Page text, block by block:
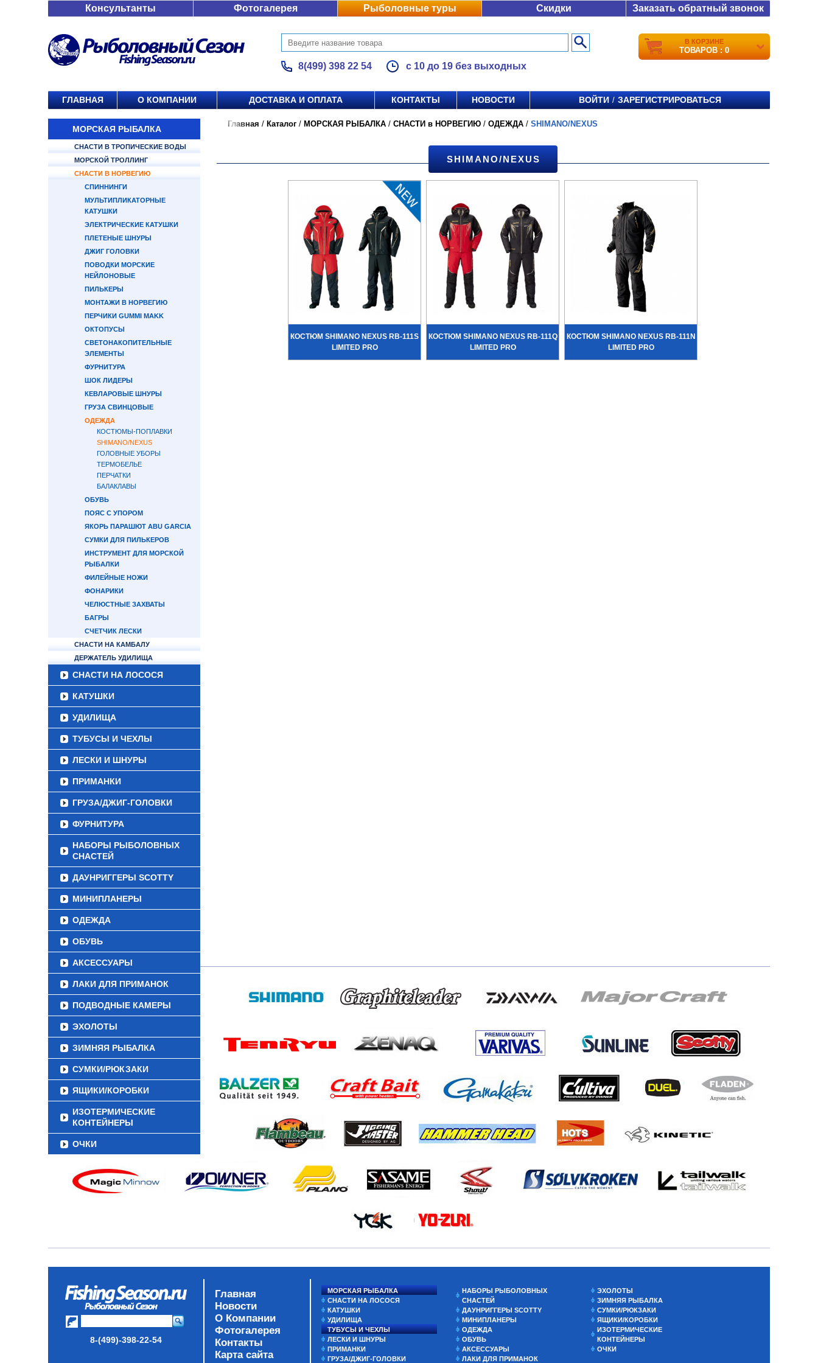
Консультанты Фотогалерея Рыболовные туры Скидки Заказать обратный звонок
8(499) 398 22 54 с 10 до 19 без выходных
В КОРЗИНЕ
ТОВАРОВ : 0
ГЛАВНАЯ О КОМПАНИИ ДОСТАВКА И ОПЛАТА КОНТАКТЫ НОВОСТИ ВОЙТИ / ЗАРЕГИСТРИРОВАТЬСЯ
МОРСКАЯ РЫБАЛКА
СНАСТИ В ТРОПИЧЕСКИЕ ВОДЫ
МОРСКОЙ ТРОЛЛИНГ
СНАСТИ В НОРВЕГИЮ
СПИННИНГИ
МУЛЬТИПЛИКАТОРНЫЕ
КАТУШКИ
ЭЛЕКТРИЧЕСКИЕ КАТУШКИ
ПЛЕТЕНЫЕ ШНУРЫ
ДЖИГ ГОЛОВКИ
ПОВОДКИ МОРСКИЕ
НЕЙЛОНОВЫЕ
ПИЛЬКЕРЫ
МОНТАЖИ В НОРВЕГИЮ
ПЕРЧИКИ GUMMI MAKK
ОКТОПУСЫ
СВЕТОНАКОПИТЕЛЬНЫЕ
ЭЛЕМЕНТЫ
ФУРНИТУРА
ШОК ЛИДЕРЫ
КЕВЛАРОВЫЕ ШНУРЫ
ГРУЗА СВИНЦОВЫЕ
ОДЕЖДА
КОСТЮМЫ-ПОПЛАВКИ
SHIMANO/NEXUS
ГОЛОВНЫЕ УБОРЫ
ТЕРМОБЕЛЬЕ
ПЕРЧАТКИ
БАЛАКЛАВЫ
ОБУВЬ
ПОЯС С УПОРОМ
ЯКОРЬ ПАРАШЮТ ABU GARCIA
СУМКИ ДЛЯ ПИЛЬКЕРОВ
ИНСТРУМЕНТ ДЛЯ МОРСКОЙ
РЫБАЛКИ
ФИЛЕЙНЫЕ НОЖИ
ФОНАРИКИ
ЧЕЛЮСТНЫЕ ЗАХВАТЫ
БАГРЫ
СЧЕТЧИК ЛЕСКИ
СНАСТИ НА КАМБАЛУ
ДЕРЖАТЕЛЬ УДИЛИЩА
СНАСТИ НА ЛОСОСЯ
КАТУШКИ
УДИЛИЩА
ТУБУСЫ И ЧЕХЛЫ
ЛЕСКИ И ШНУРЫ
ПРИМАНКИ
ГРУЗА/ДЖИГ-ГОЛОВКИ
ФУРНИТУРА
НАБОРЫ РЫБОЛОВНЫХ
СНАСТЕЙ
ДАУНРИГГЕРЫ SCOTTY
МИНИПЛАНЕРЫ
ОДЕЖДА
ОБУВЬ
АКСЕССУАРЫ
ЛАКИ ДЛЯ ПРИМАНОК
ПОДВОДНЫЕ КАМЕРЫ
ЭХОЛОТЫ
ЗИМНЯЯ РЫБАЛКА
СУМКИ/РЮКЗАКИ
ЯЩИКИ/КОРОБКИ
ИЗОТЕРМИЧЕСКИЕ
КОНТЕЙНЕРЫ
ОЧКИ
Главная / Каталог / МОРСКАЯ РЫБАЛКА / СНАСТИ в НОРВЕГИЮ / ОДЕЖДА / SHIMANO/NEXUS
SHIMANO/NEXUS
КОСТЮМ SHIMANO NEXUS RB-111S
LIMITED PRO
КОСТЮМ SHIMANO NEXUS RB-111Q
LIMITED PRO
КОСТЮМ SHIMANO NEXUS RB-111N
LIMITED PRO
8-(499)-398-22-54
Главная
Новости
О Компании
Фотогалерея
Контакты
Карта сайта
МОРСКАЯ РЫБАЛКА
СНАСТИ НА ЛОСОСЯ
КАТУШКИ
УДИЛИЩА
ТУБУСЫ И ЧЕХЛЫ
ЛЕСКИ И ШНУРЫ
ПРИМАНКИ
ГРУЗА/ДЖИГ-ГОЛОВКИ
НАБОРЫ РЫБОЛОВНЫХ
СНАСТЕЙ
ДАУНРИГГЕРЫ SCOTTY
МИНИПЛАНЕРЫ
ОДЕЖДА
ОБУВЬ
АКСЕССУАРЫ
ЛАКИ ДЛЯ ПРИМАНОК
ЭХОЛОТЫ
ЗИМНЯЯ РЫБАЛКА
СУМКИ/РЮКЗАКИ
ЯЩИКИ/КОРОБКИ
ИЗОТЕРМИЧЕСКИЕ
КОНТЕЙНЕРЫ
ОЧКИ